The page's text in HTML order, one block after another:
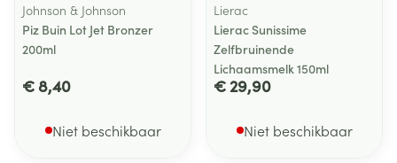
Johnson & Johnson
Piz Buin Lot Jet Bronzer
200ml
€ 8,40
Niet beschikbaar
Lierac
Lierac Sunissime
Zelfbruinende
Lichaamsmelk 150ml
€ 29,90
Niet beschikbaar